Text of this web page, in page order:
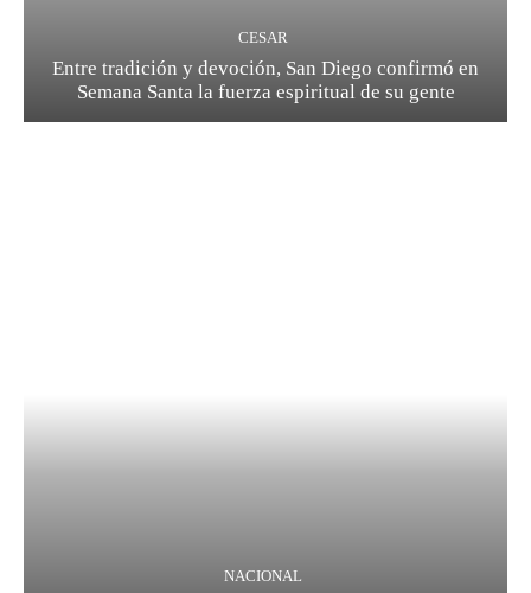
CESAR
Entre tradición y devoción, San Diego confirmó en
Semana Santa la fuerza espiritual de su gente
NACIONAL